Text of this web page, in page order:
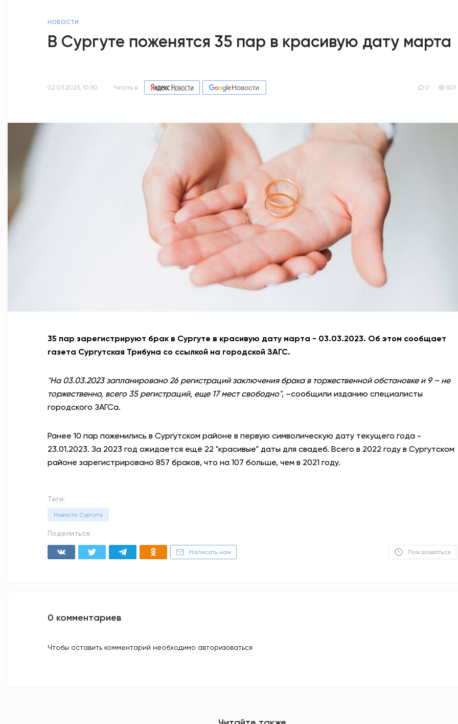
НОВОСТИ
В Сургуте поженятся 35 пар в красивую дату марта
02.03.2023, 10:50 Читать в 0 507
35 пар зарегистрируют брак в Сургуте в красивую дату марта - 03.03.2023. Об этом сообщает
газета Сургутская Трибуна со ссылкой на городской ЗАГС.
"На 03.03.2023 запланировано 26 регистраций заключения брака в торжественной обстановке и 9 – не
торжественно, всего 35 регистраций, еще 17 мест свободно", –сообщили изданию специалисты
городского ЗАГСа.
Ранее 10 пар поженились в Сургутском районе в первую символическую дату текущего года -
23.01.2023. За 2023 год ожидается ещё 22 "красивые" даты для свадеб. Всего в 2022 году в Сургутском
районе зарегистрировано 857 браков, что на 107 больше, чем в 2021 году.
Теги:
Новости Сургута
Поделиться:
Написать нам Пожаловаться
0 комментариев
Чтобы оставить комментарий необходимо авторизоваться